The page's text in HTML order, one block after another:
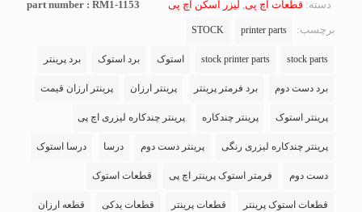
part number : RM1-1153 دسته: قطعات اچ پی لیزر اسکن اچ پی
برچسب: printer parts
STOCK
stock parts
stock printer parts استوک برد استوک برد پرینتر
برد دست دوم برد فرمتر پرینتر پرینتر ارزان پرینتر ارزان قیمت
پرینتر استوک پرینتر چندکاره پرینتر چندکاره لیزری اچ پی
پرینتر چندکاره لیزری رنگی پرینتر دست دوم درسا درسا استوک
دست دوم فرمتر استوک پرینتر اچ پی قطعات استوک
قطعات استوک پرینتر قطعات پرینتر قطعات یدکی قطعه ارزان